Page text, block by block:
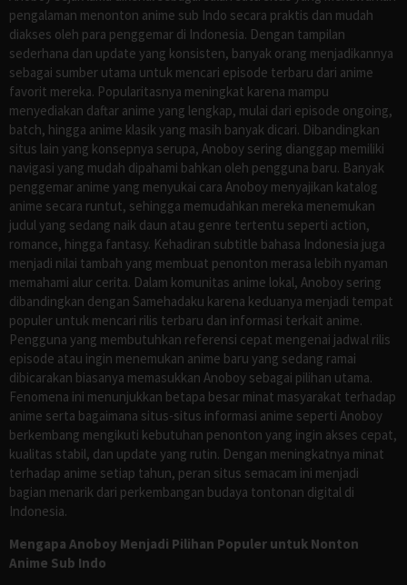
pengalaman menonton anime sub Indo secara praktis dan mudah
diakses oleh para penggemar di Indonesia. Dengan tampilan
sederhana dan update yang konsisten, banyak orang menjadikannya
sebagai sumber utama untuk mencari episode terbaru dari anime
favorit mereka. Popularitasnya meningkat karena mampu
menyediakan daftar anime yang lengkap, mulai dari episode ongoing,
batch, hingga anime klasik yang masih banyak dicari. Dibandingkan
situs lain yang konsepnya serupa, Anoboy sering dianggap memiliki
navigasi yang mudah dipahami bahkan oleh pengguna baru. Banyak
penggemar anime yang menyukai cara Anoboy menyajikan katalog
anime secara runtut, sehingga memudahkan mereka menemukan
judul yang sedang naik daun atau genre tertentu seperti action,
romance, hingga fantasy. Kehadiran subtitle bahasa Indonesia juga
menjadi nilai tambah yang membuat penonton merasa lebih nyaman
memahami alur cerita. Dalam komunitas anime lokal, Anoboy sering
dibandingkan dengan Samehadaku karena keduanya menjadi tempat
populer untuk mencari rilis terbaru dan informasi terkait anime.
Pengguna yang membutuhkan referensi cepat mengenai jadwal rilis
episode atau ingin menemukan anime baru yang sedang ramai
dibicarakan biasanya memasukkan Anoboy sebagai pilihan utama.
Fenomena ini menunjukkan betapa besar minat masyarakat terhadap
anime serta bagaimana situs-situs informasi anime seperti Anoboy
berkembang mengikuti kebutuhan penonton yang ingin akses cepat,
kualitas stabil, dan update yang rutin. Dengan meningkatnya minat
terhadap anime setiap tahun, peran situs semacam ini menjadi
bagian menarik dari perkembangan budaya tontonan digital di
Indonesia.
Mengapa Anoboy Menjadi Pilihan Populer untuk Nonton
Anime Sub Indo